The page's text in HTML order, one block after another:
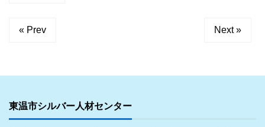
« Prev Next »
東温市シルバー人材センター